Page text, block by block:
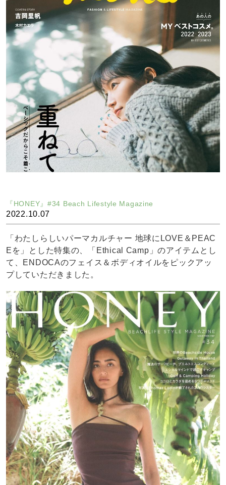
『HONEY』#34 Beach Lifestyle Magazine
2022.10.07
「わたしらしいパーマカルチャー 地球にLOVE＆PEAC
Eを」とした特集の、「Ethical Camp」のアイテムとし
て、ENDOCAのフェイス＆ボディオイルをピックアッ
プしていただきました。